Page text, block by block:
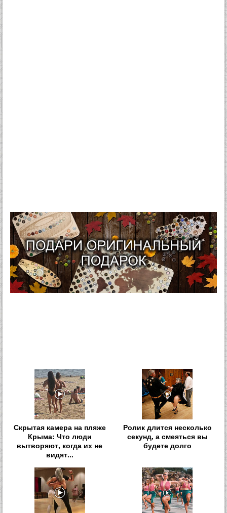
Скрытая камера на пляже
Крыма: Что люди
вытворяют, когда их не
видят...
Ролик длится несколько
секунд, а смеяться вы
будете долго